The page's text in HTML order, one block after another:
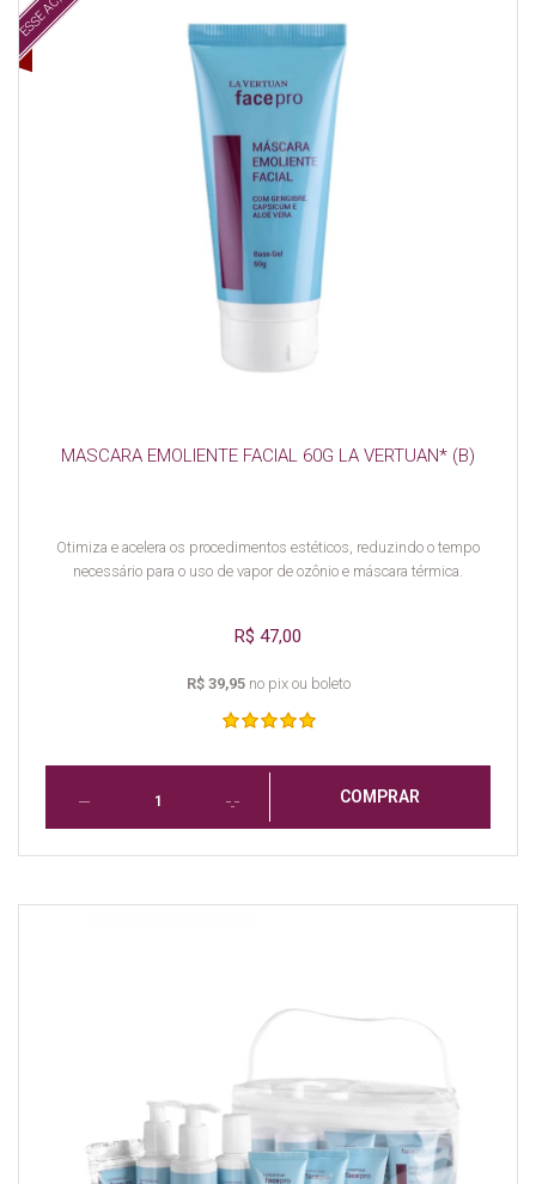
MASCARA EMOLIENTE FACIAL 60G LA VERTUAN* (B)
Otimiza e acelera os procedimentos estéticos, reduzindo o tempo
necessário para o uso de vapor de ozônio e máscara térmica.
R$ 47,00
R$ 39,95no pix ou boleto
COMPRAR